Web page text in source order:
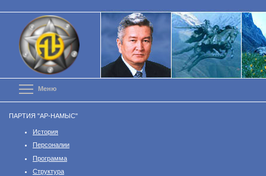
к
основному
содержанию
Меню
ПАРТИЯ "АР-НАМЫС"
История
Персоналии
Программа
Структура